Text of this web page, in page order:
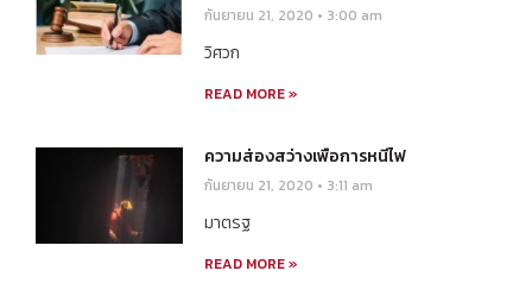
กันยายน 21, 2020 3:00 am
วิศวก
READ MORE »
ความส่องสว่างเพื่อการหนีไฟ
กันยายน 21, 2020 3:11 am
มาตรฐ
READ MORE »